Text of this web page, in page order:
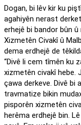
Dogan, bi lêv kir ku
agahiyên nerast
erhejê bi bandor bûn
Xizmetên Civakî û
dema erdhejê de
“Divê li cem tîmên ku
xizmetên civakî hebe.
çawa derkeve. Divê bi
travmatize bikin
pisporên xizmetên
herêma erdhejê bin.